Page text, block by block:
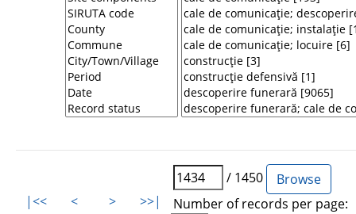
|<< < > >>|
/ 1450
Number of records per page: